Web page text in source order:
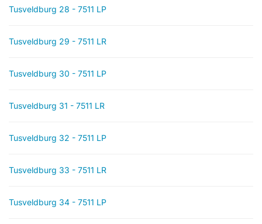
Tusveldburg 28 - 7511 LP
Tusveldburg 29 - 7511 LR
Tusveldburg 30 - 7511 LP
Tusveldburg 31 - 7511 LR
Tusveldburg 32 - 7511 LP
Tusveldburg 33 - 7511 LR
Tusveldburg 34 - 7511 LP